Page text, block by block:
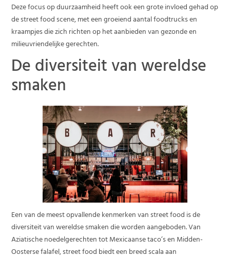
Deze focus op duurzaamheid heeft ook een grote invloed gehad op
de street food scene, met een groeiend aantal foodtrucks en
kraampjes die zich richten op het aanbieden van gezonde en
milieuvriendelijke gerechten.
De diversiteit van wereldse
smaken
Een van de meest opvallende kenmerken van street food is de
diversiteit van wereldse smaken die worden aangeboden. Van
Aziatische noedelgerechten tot Mexicaanse taco’s en Midden-
Oosterse falafel, street food biedt een breed scala aan